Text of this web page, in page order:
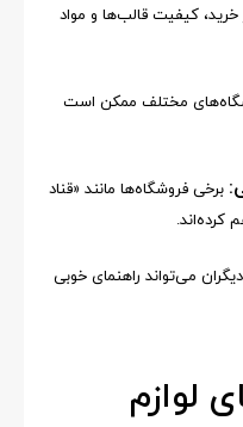
خرید، کیفیت قالب‌ها و مواد
مختلف ممکن است
برخی فروشگاه‌ها مانند «قناد
کرده‌اند.
می‌تواند راهنمای خوبی
لوازم